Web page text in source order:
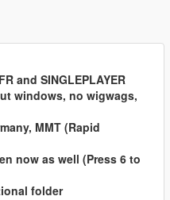
and SINGLEPLAYER
windows, no wigwags,
MMT (Rapid
now as well (Press 6 to
folder